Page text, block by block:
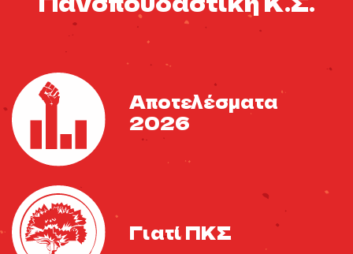
Αποτελέσματα
2026
Γιατί ΠΚΣ